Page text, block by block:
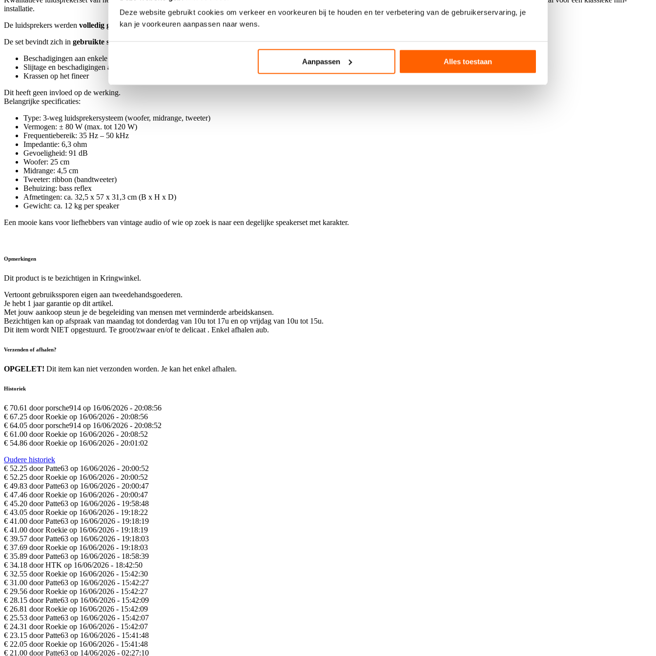
Deze website gebruikt cookies om verkeer en voorkeuren bij te houden en ter verbetering van de gebruikerservaring, je
kan je voorkeuren aanpassen naar wens.
Aanpassen Alles toestaan
installatie.
De luidsprekers werden volledig getest in ons elektro-atelieren functioneren correct. Bij aankoop ontvang je
De set bevindt zich in gebruikte staat
Beschadigingen aan enkele hoeken
Slijtage en beschadigingen aan de frontjes
Krassen op het fineer
Dit heeft geen invloed op de werking.
Belangrijke specificaties:
Type: 3-weg luidsprekersysteem (woofer, midrange, tweeter)
Vermogen: ± 80 W (max. tot 120 W)
Frequentiebereik: 35 Hz – 50 kHz
Impedantie: 6,3 ohm
Gevoeligheid: 91 dB
Woofer: 25 cm
Midrange: 4,5 cm
Tweeter: ribbon (bandtweeter)
Behuizing: bass reflex
Afmetingen: ca. 32,5 x 57 x 31,3 cm (B x H x D)
Gewicht: ca. 12 kg per speaker
Een mooie kans voor liefhebbers van vintage audio of wie op zoek is naar een degelijke speakerset met karakter.
Opmerkingen
Dit product is te bezichtigen in Kringwinkel.
Vertoont gebruikssporen eigen aan tweedehandsgoederen.
Je hebt 1 jaar garantie op dit artikel.
Met jouw aankoop steun je de begeleiding van mensen met verminderde arbeidskansen.
Bezichtigen kan op afspraak van maandag tot donderdag van 10u tot 17u en op vrijdag van 10u tot 15u.
Dit item wordt NIET opgestuurd. Te groot/zwaar en/of te delicaat . Enkel afhalen aub.
Verzenden of afhalen?
OPGELET! Dit item kan niet verzonden worden. Je kan het enkel afhalen.
Historiek
€ 70.61 door porsche914 op 16/06/2026 - 20:08:56
€ 67.25 door Roekie op 16/06/2026 - 20:08:56
€ 64.05 door porsche914 op 16/06/2026 - 20:08:52
€ 61.00 door Roekie op 16/06/2026 - 20:08:52
€ 54.86 door Roekie op 16/06/2026 - 20:01:02
Oudere historiek
€ 52.25 door Patte63 op 16/06/2026 - 20:00:52
€ 52.25 door Roekie op 16/06/2026 - 20:00:52
€ 49.83 door Patte63 op 16/06/2026 - 20:00:47
€ 47.46 door Roekie op 16/06/2026 - 20:00:47
€ 45.20 door Patte63 op 16/06/2026 - 19:58:48
€ 43.05 door Roekie op 16/06/2026 - 19:18:22
€ 41.00 door Patte63 op 16/06/2026 - 19:18:19
€ 41.00 door Roekie op 16/06/2026 - 19:18:19
€ 39.57 door Patte63 op 16/06/2026 - 19:18:03
€ 37.69 door Roekie op 16/06/2026 - 19:18:03
€ 35.89 door Patte63 op 16/06/2026 - 18:58:39
€ 34.18 door HTK op 16/06/2026 - 18:42:50
€ 32.55 door Roekie op 16/06/2026 - 15:42:30
€ 31.00 door Patte63 op 16/06/2026 - 15:42:27
€ 29.56 door Roekie op 16/06/2026 - 15:42:27
€ 28.15 door Patte63 op 16/06/2026 - 15:42:09
€ 26.81 door Roekie op 16/06/2026 - 15:42:09
€ 25.53 door Patte63 op 16/06/2026 - 15:42:07
€ 24.31 door Roekie op 16/06/2026 - 15:42:07
€ 23.15 door Patte63 op 16/06/2026 - 15:41:48
€ 22.05 door Roekie op 16/06/2026 - 15:41:48
€ 21.00 door Patte63 op 14/06/2026 - 02:27:10